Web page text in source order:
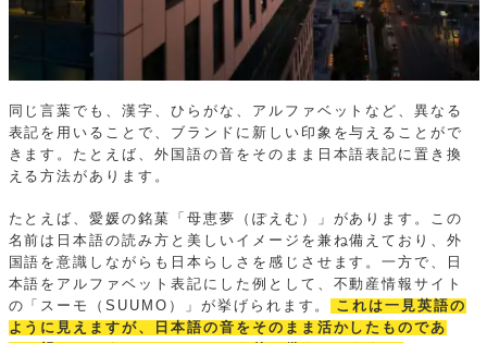
同じ言葉でも、漢字、ひらがな、アルファベットなど、異なる
表記を用いることで、ブランドに新しい印象を与えることがで
きます。たとえば、外国語の音をそのまま日本語表記に置き換
える方法があります。
たとえば、愛媛の銘菓「母恵夢（ぽえむ）」があります。この
名前は日本語の読み方と美しいイメージを兼ね備えており、外
国語を意識しながらも日本らしさを感じさせます。一方で、日
本語をアルファベット表記にした例として、不動産情報サイト
の「スーモ（SUUMO）」が挙げられます。
これは一見英語の
ように見えますが、日本語の音をそのまま活かしたものであ